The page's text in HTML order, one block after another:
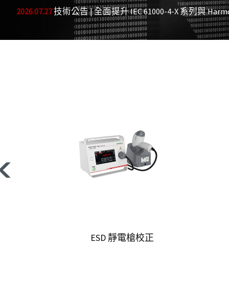
2026.07.27技術公告 | 全面提升 IEC 61000-4-X 系列與
ESD 靜電槍校正